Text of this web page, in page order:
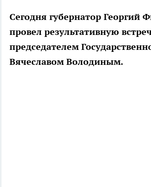
Сегодня губернатор Георгий
провел результативную
председателем
Вячеславом Володиным.